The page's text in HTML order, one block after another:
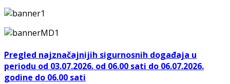
Pregled najznačajnijih sigurnosnih događaja u
periodu od 03.07.2026. od 06.00 sati do 06.07.2026.
godine do 06.00 sati